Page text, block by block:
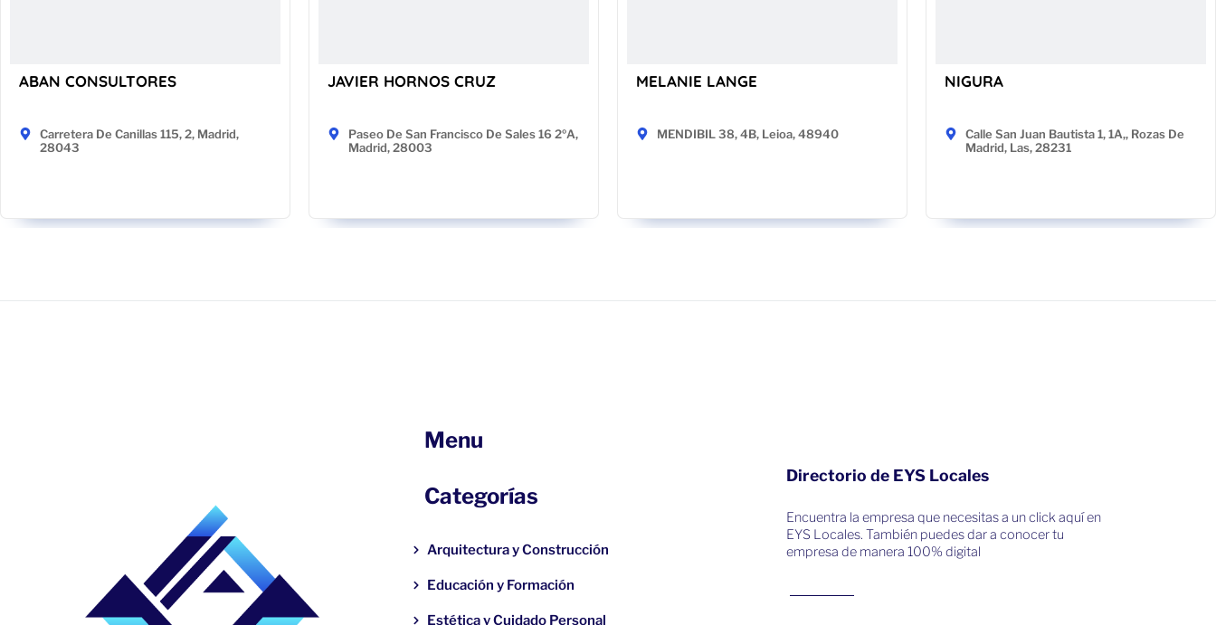
ABAN CONSULTORES
Carretera De Canillas 115, 2, Madrid,
28043
JAVIER HORNOS CRUZ
Paseo De San Francisco De Sales 16 2ºA,
Madrid, 28003
MELANIE LANGE
MENDIBIL 38, 4B, Leioa, 48940
NIGURA
Calle San Juan Bautista 1, 1A,, Rozas De
Madrid, Las, 28231
Menu
Categorías
Arquitectura y Construcción
Educación y Formación
Estética y Cuidado Personal
Directorio de EYS Locales
Encuentra la empresa que necesitas a un click aquí en
EYS Locales. También puedes dar a conocer tu
empresa de manera 100% digital